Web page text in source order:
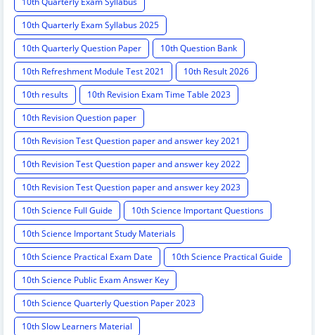
10th Quarterly Exam Syllabus 2025
10th Quarterly Question Paper
10th Question Bank
10th Refreshment Module Test 2021
10th Result 2026
10th results
10th Revision Exam Time Table 2023
10th Revision Question paper
10th Revision Test Question paper and answer key 2021
10th Revision Test Question paper and answer key 2022
10th Revision Test Question paper and answer key 2023
10th Science Full Guide
10th Science Important Questions
10th Science Important Study Materials
10th Science Practical Exam Date
10th Science Practical Guide
10th Science Public Exam Answer Key
10th Science Quarterly Question Paper 2023
10th Slow Learners Material